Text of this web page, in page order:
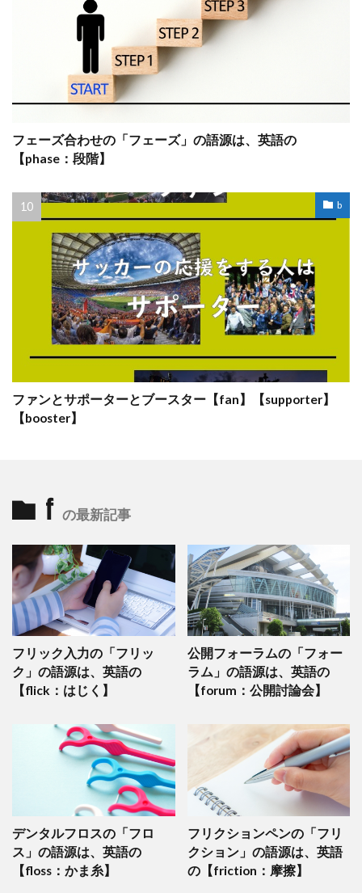
フェーズ合わせの「フェーズ」の語源は、英語の
【phase：段階】
b
ファンとサポーターとブースター【fan】【supporter】
【booster】
f の最新記事
フリック入力の「フリッ
ク」の語源は、英語の
【flick：はじく】
公開フォーラムの「フォー
ラム」の語源は、英語の
【forum：公開討論会】
デンタルフロスの「フロ
ス」の語源は、英語の
【floss：かま糸】
フリクションペンの「フリ
クション」の語源は、英語
の【friction：摩擦】